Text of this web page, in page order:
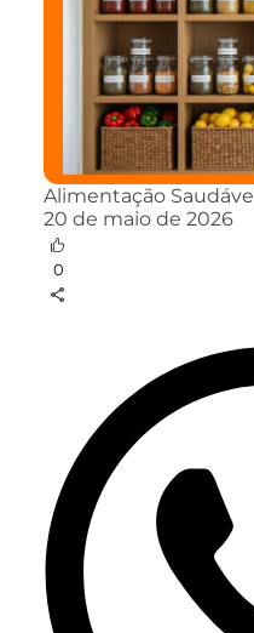
Alimentação Saudável
20 de maio de 2026
0